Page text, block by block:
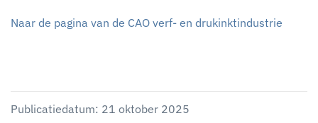
Naar de pagina van de CAO verf- en drukinktindustrie
Publicatiedatum: 21 oktober 2025